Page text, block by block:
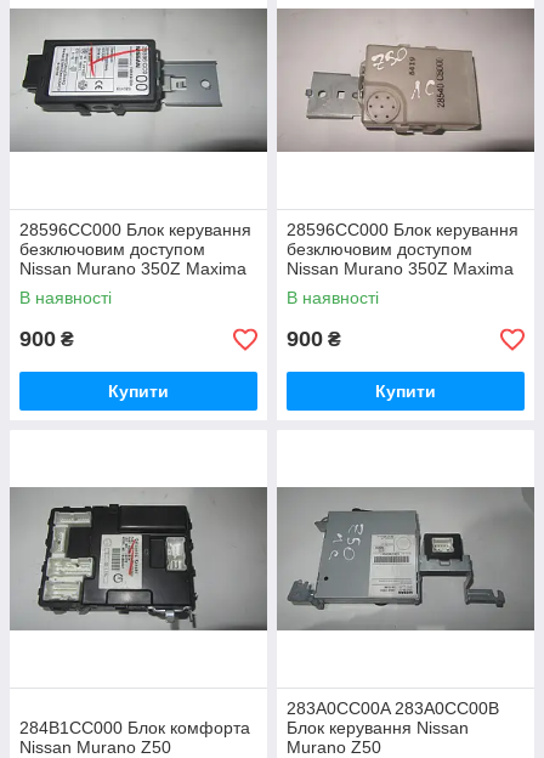
28596CC000 Блок керування
безключовим доступом
Nissan Murano 350Z Maxima
A33 X-Trail T30
В наявності
900 ₴
Купити
28596CC000 Блок керування
безключовим доступом
Nissan Murano 350Z Maxima
A33 X-Trail T30
В наявності
900 ₴
Купити
284B1CC000 Блок комфорта
Nissan Murano Z50
283A0CC00A 283A0CC00B
Блок керування Nissan
Murano Z50